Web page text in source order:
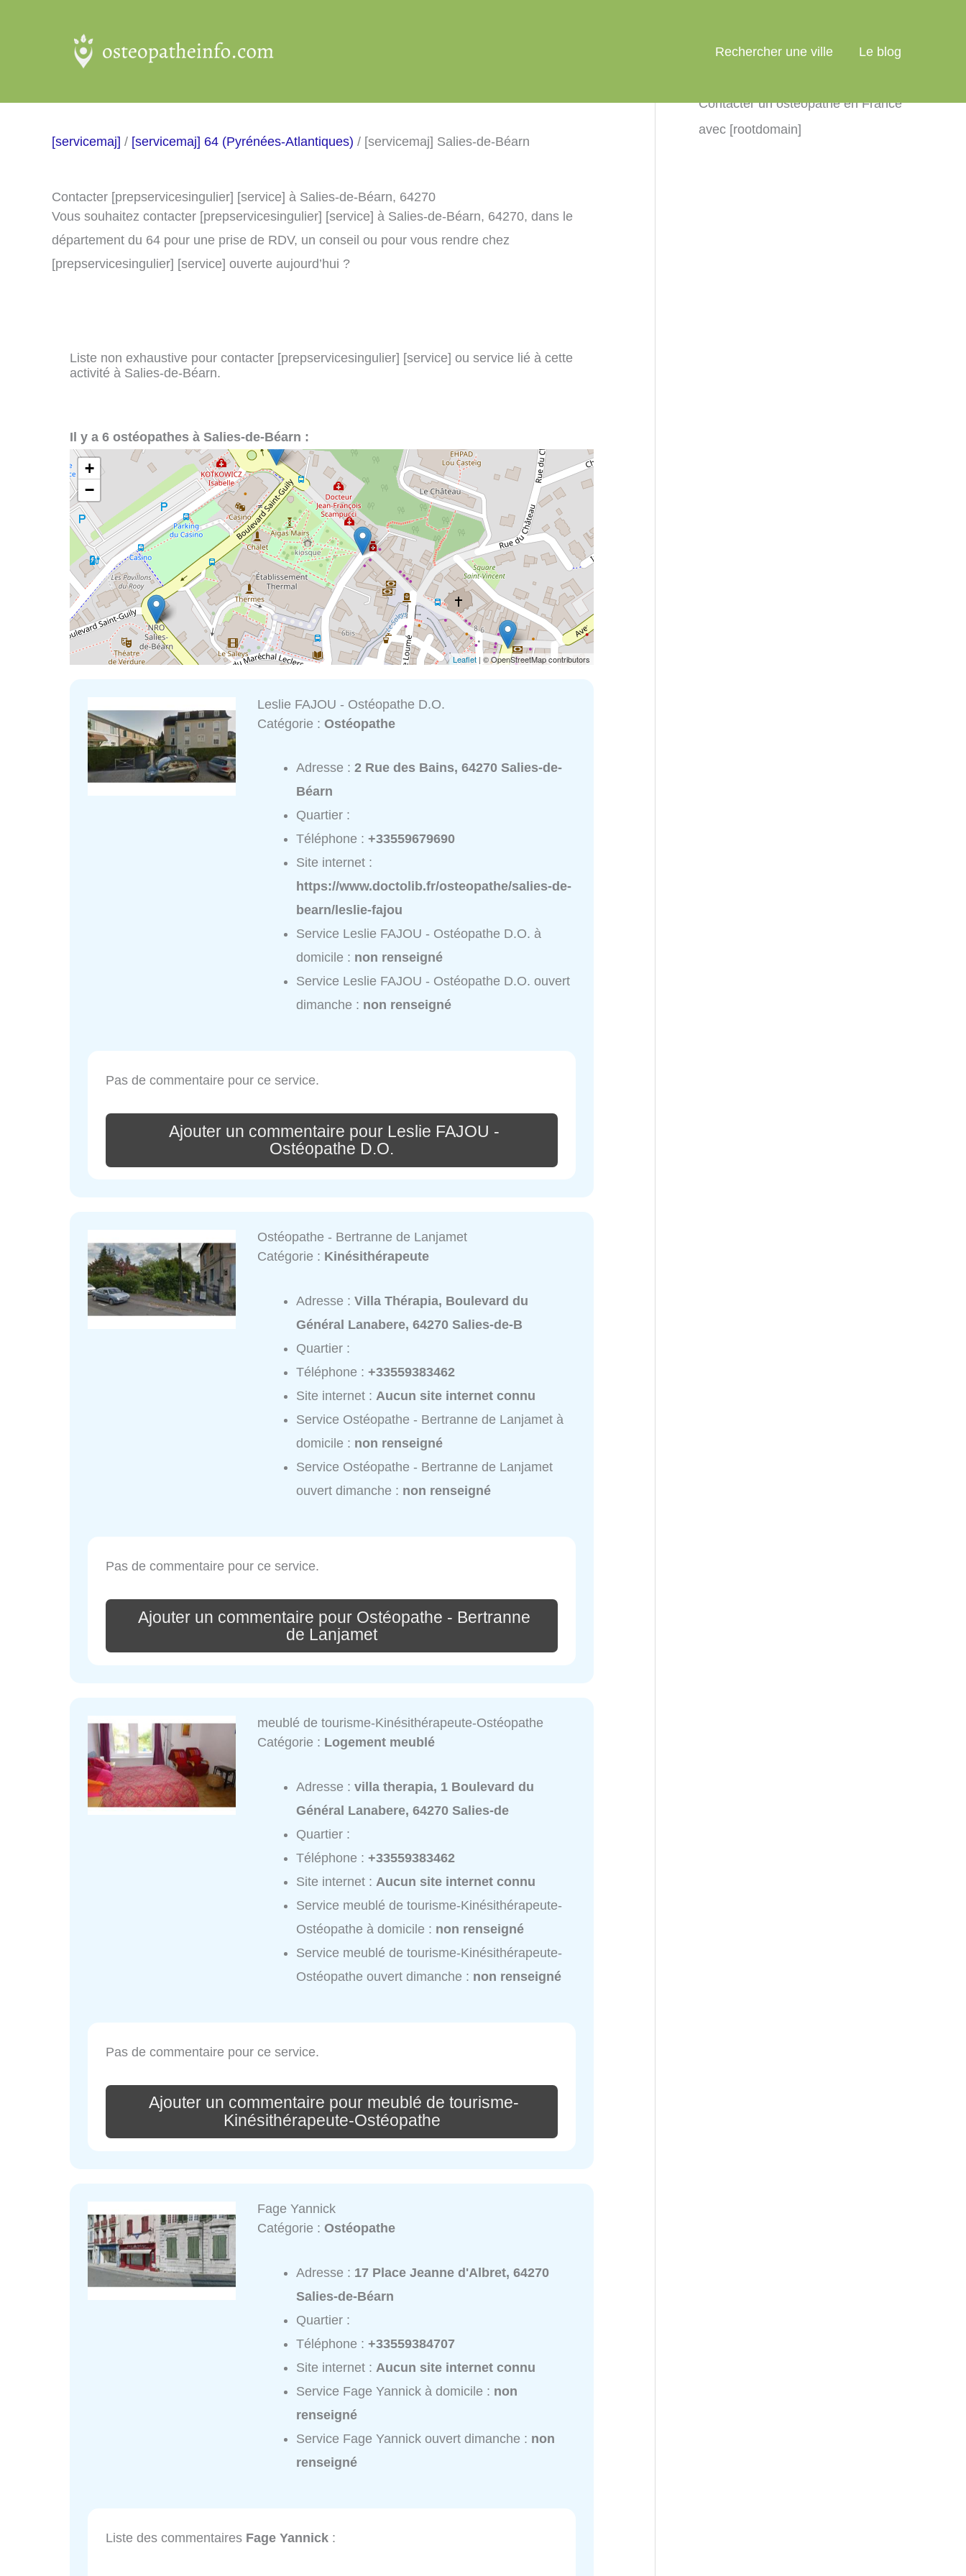
Rechercher une ville Le blog
[servicemaj] / [servicemaj] 64 (Pyrénées-Atlantiques) / [servicemaj] Salies-de-Béarn
Contacter [prepservicesingulier] [service] à Salies-de-Béarn, 64270
Vous souhaitez contacter [prepservicesingulier] [service] à Salies-de-Béarn, 64270, dans le
département du 64 pour une prise de RDV, un conseil ou pour vous rendre chez
[prepservicesingulier] [service] ouverte aujourd’hui ?
Liste non exhaustive pour contacter [prepservicesingulier] [service] ou service lié à cette
activité à Salies-de-Béarn.
Il y a 6 ostéopathes à Salies-de-Béarn :
+
−
Leaflet | © OpenStreetMap contributors
Leslie FAJOU - Ostéopathe D.O.
Catégorie :Ostéopathe
Adresse :2 Rue des Bains, 64270 Salies-de-
Béarn
Quartier :
Téléphone :+33559679690
Site internet :
https://www.doctolib.fr/osteopathe/salies-de-
bearn/leslie-fajou
Service Leslie FAJOU - Ostéopathe D.O. à
domicile : non renseigné
Service Leslie FAJOU - Ostéopathe D.O. ouvert
dimanche : non renseigné
Pas de commentaire pour ce service.
Ajouter un commentaire pour Leslie FAJOU -
Ostéopathe D.O.
Ostéopathe - Bertranne de Lanjamet
Catégorie : Kinésithérapeute
Adresse :Villa Thérapia, Boulevard du
Général Lanabere, 64270 Salies-de-B
Quartier :
Téléphone :+33559383462
Site internet :Aucun site internet connu
Service Ostéopathe - Bertranne de Lanjamet à
domicile : non renseigné
Service Ostéopathe - Bertranne de Lanjamet
ouvert dimanche : non renseigné
Pas de commentaire pour ce service.
Ajouter un commentaire pour Ostéopathe - Bertranne
de Lanjamet
meublé de tourisme-Kinésithérapeute-Ostéopathe
Catégorie : Logement meublé
Adresse :villa therapia, 1 Boulevard du
Général Lanabere, 64270 Salies-de
Quartier :
Téléphone :+33559383462
Site internet : Aucun site internet connu
Service meublé de tourisme-Kinésithérapeute-
Ostéopathe à domicile : non renseigné
Service meublé de tourisme-Kinésithérapeute-
Ostéopathe ouvert dimanche : non renseigné
Pas de commentaire pour ce service.
Ajouter un commentaire pour meublé de tourisme-
Kinésithérapeute-Ostéopathe
Fage Yannick
Catégorie :Ostéopathe
Adresse : 17 Place Jeanne d'Albret, 64270
Salies-de-Béarn
Quartier :
Téléphone :+33559384707
Site internet : Aucun site internet connu
Service Fage Yannick à domicile : non
renseigné
Service Fage Yannick ouvert dimanche : non
renseigné
Liste des commentaires Fage Yannick :
Contacter un ostéopathe en France
avec [rootdomain]